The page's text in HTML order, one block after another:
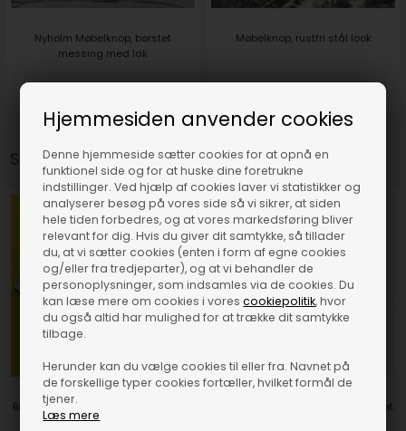
Hjemmesiden anvender cookies
Denne hjemmeside sætter cookies for at opnå en
funktionel side og for at huske dine foretrukne
indstillinger. Ved hjælp af cookies laver vi statistikker og
analyserer besøg på vores side så vi sikrer, at siden
hele tiden forbedres, og at vores markedsføring bliver
relevant for dig. Hvis du giver dit samtykke, så tillader
du, at vi sætter cookies (enten i form af egne cookies
og/eller fra tredjeparter), og at vi behandler de
personoplysninger, som indsamles via de cookies. Du
kan læse mere om cookies i vorescookiepolitik, hvor
du også altid har mulighed for at trække dit samtykke
tilbage.
Herunder kan du vælge cookies til eller fra. Navnet på
de forskellige typer cookies fortæller, hvilket formål de
tjener.
Læs mere
Nyholm Møbelknop, børstet
messing med lak
Møbelknop, rustfri stål look
Snup-med varer:
Brilly Lugtfjerner til affaldsspande -
Lavender Breeze
Ligejern 115x19mm, kraftig, gråmalet.